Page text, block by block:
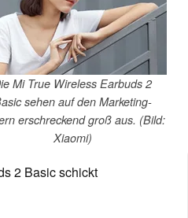
Mi True Wireless Earbuds 2
sehen auf den Marketing-
erschreckend groß aus. (Bild:
Xiaomi)
2 Basic schickt